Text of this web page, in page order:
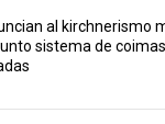
al kirchnerismo
sistema de